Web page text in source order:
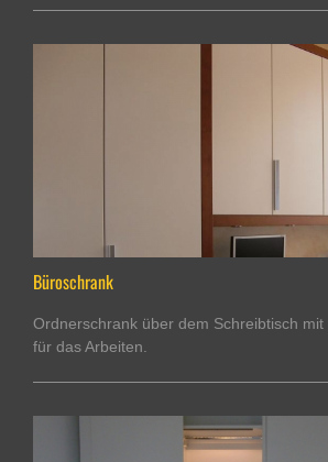
Büroschrank
Ordnerschrank über dem Schreibtisch
für das Arbeiten.